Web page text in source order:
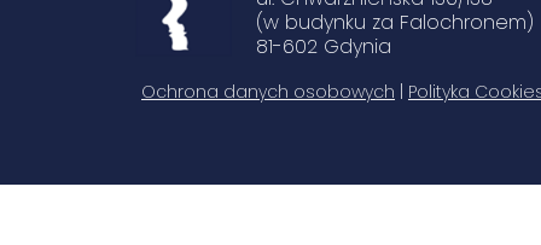
(w budynku za Falochronem)
81-602 Gdynia
Ochrona danych osobowych Polityka